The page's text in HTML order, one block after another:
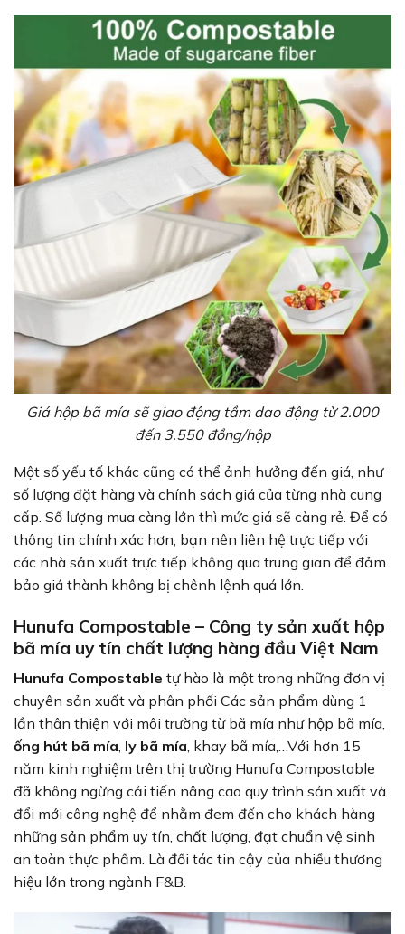
Giá hộp bã mía sẽ giao động tầm dao động từ 2.000
đến 3.550 đồng/hộp
Một số yếu tố khác cũng có thể ảnh hưởng đến giá, như
số lượng đặt hàng và chính sách giá của từng nhà cung
cấp. Số lượng mua càng lớn thì mức giá sẽ càng rẻ. Để có
thông tin chính xác hơn, bạn nên liên hệ trực tiếp với
các nhà sản xuất trực tiếp không qua trung gian để đảm
bảo giá thành không bị chênh lệnh quá lớn.
Hunufa Compostable – Công ty sản xuất hộp
bã mía uy tín chất lượng hàng đầu Việt Nam
Hunufa Compostable tự hào là một trong những đơn vị
chuyên sản xuất và phân phối Các sản phẩm dùng 1
lần thân thiện với môi trường từ bã mía như hộp bã mía,
ống hút bã mía, ly bã mía, khay bã mía,…Với hơn 15
năm kinh nghiệm trên thị trường Hunufa Compostable
đã không ngừng cải tiến nâng cao quy trình sản xuất và
đổi mới công nghệ để nhằm đem đến cho khách hàng
những sản phẩm uy tín, chất lượng, đạt chuẩn vệ sinh
an toàn thực phẩm. Là đối tác tin cậy của nhiều thương
hiệu lớn trong ngành F&B.